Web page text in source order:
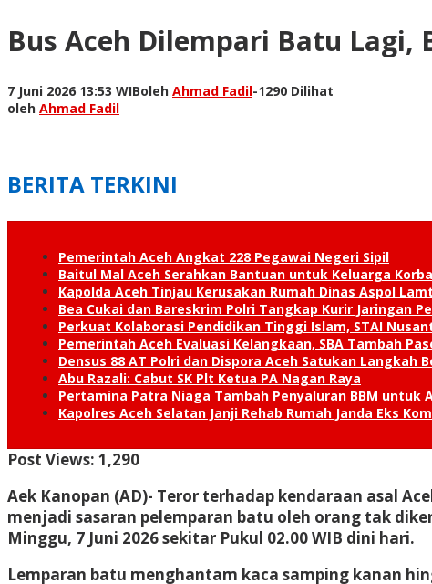
Bus Aceh Dilempari Batu Lagi,
7 Juni 2026 13:53 WIBoleh Ahmad Fadil-1290 Dilihat
oleh Ahmad Fadil
BERITA TERKINI
Pemerintah Aceh Angkat 228 Pegawai Negeri Sipil
Baitul Mal Aceh Serahkan Bantuan untuk Keluarga
Kapolda Aceh Tinjau Kerusakan Rumah Dinas Aspol
Bea Cukai dan Bareskrim Polri Tangkap Kurir Jaringan
Perkuat Kolaborasi Pendidikan Tinggi Islam, STAI
Pemerintah Aceh Evaluasi Kelangkaan, SBA Tambah
Densus 88 AT Polri dan Dispora Aceh Satukan Langkah
Abu Razali: Cabut SK Plt Ketua PA Nagan Raya
Pertamina Patra Niaga Tambah Penyaluran BBM untuk
Kapolres Aceh Selatan Janji Rehab Rumah Janda Eks
Post Views: 1,290
Aek Kanopan (AD)- Teror terhadap kendaraan asal
menjadi sasaran pelemparan batu oleh orang tak
Minggu, 7 Juni 2026 sekitar Pukul 02.00 WIB dini hari.
Lemparan batu menghantam kaca samping kanan